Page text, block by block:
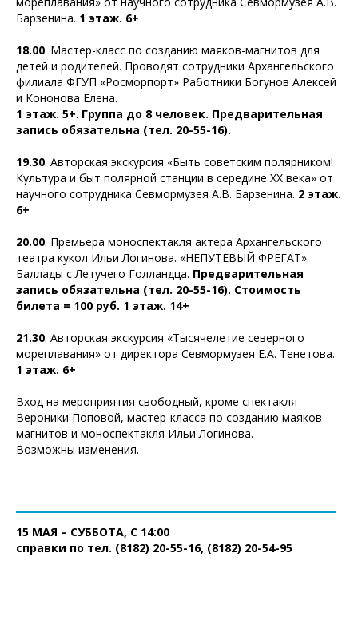
Барзенина. 1 этаж. 6+
18.00. Мастер-класс по созданию маяков-магнитов для
детей и родителей. Проводят сотрудники Архангельского
филиала ФГУП «Росморпорт» Работники Богунов Алексей
и Кононова Елена.
1 этаж. 5+. Группа до 8 человек. Предварительная
запись обязательна (тел. 20-55-16).
19.30. Авторская экскурсия «Быть советским полярником!
Культура и быт полярной станции в середине XX века» от
научного сотрудника Севмормузея А.В. Барзенина. 2 этаж.
6+
20.00. Премьера моноспектакля актера Архангельского
театра кукол Ильи Логинова. «НЕПУТЕВЫЙ ФРЕГАТ».
Баллады с Летучего Голландца. Предварительная
запись обязательна (тел. 20-55-16). Стоимость
билета = 100 руб. 1 этаж. 14+
21.30. Авторская экскурсия «Тысячелетие северного
мореплавания» от директора Севмормузея Е.А. Тенетова.
1 этаж. 6+
Вход на мероприятия свободный, кроме спектакля
Вероники Поповой, мастер-класса по созданию маяков-
магнитов и моноспектакля Ильи Логинова.
Возможны изменения.
15 МАЯ – СУББОТА, С 14:00
справки по тел. (8182) 20-55-16, (8182) 20-54-95